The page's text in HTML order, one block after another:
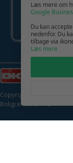
Copyright © 2026 |
Boligcenter.dk 🍪
Læs mere om
Google
Du kan
nedenfor. Du
tilbage via
Læs mere